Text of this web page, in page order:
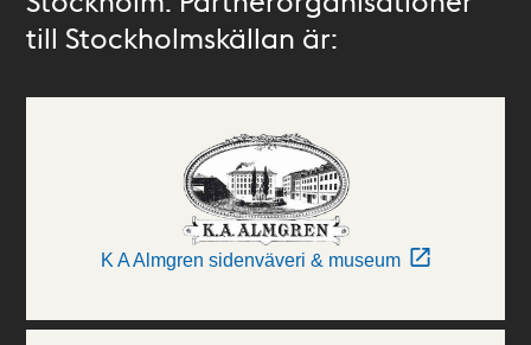
till Stockholmskällan är:
K A Almgren sidenväveri & museum